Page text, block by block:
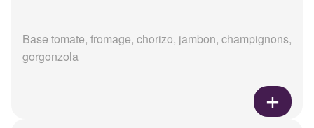
Base tomate, fromage, chorizo, jambon, champignons,
gorgonzola